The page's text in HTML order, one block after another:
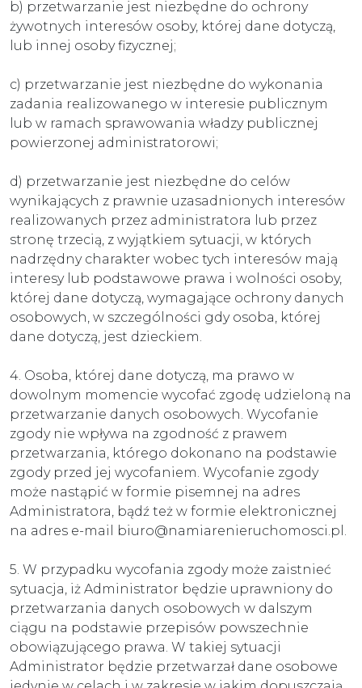
b) przetwarzanie jest niezbędne do ochrony
żywotnych interesów osoby, której dane dotyczą,
lub innej osoby fizycznej;
c) przetwarzanie jest niezbędne do wykonania
zadania realizowanego w interesie publicznym
lub w ramach sprawowania władzy publicznej
powierzonej administratorowi;
d) przetwarzanie jest niezbędne do celów
wynikających z prawnie uzasadnionych interesów
realizowanych przez administratora lub przez
stronę trzecią, z wyjątkiem sytuacji, w których
nadrzędny charakter wobec tych interesów mają
interesy lub podstawowe prawa i wolności osoby,
której dane dotyczą, wymagające ochrony danych
osobowych, w szczególności gdy osoba, której
dane dotyczą, jest dzieckiem.
4. Osoba, której dane dotyczą, ma prawo w
dowolnym momencie wycofać zgodę udzieloną na
przetwarzanie danych osobowych. Wycofanie
zgody nie wpływa na zgodność z prawem
przetwarzania, którego dokonano na podstawie
zgody przed jej wycofaniem. Wycofanie zgody
może nastąpić w formie pisemnej na adres
Administratora, bądź też w formie elektronicznej
na adres e-mail biuro@namiarenieruchomosci.pl.
5. W przypadku wycofania zgody może zaistnieć
sytuacja, iż Administrator będzie uprawniony do
przetwarzania danych osobowych w dalszym
ciągu na podstawie przepisów powszechnie
obowiązującego prawa. W takiej sytuacji
Administrator będzie przetwarzał dane osobowe